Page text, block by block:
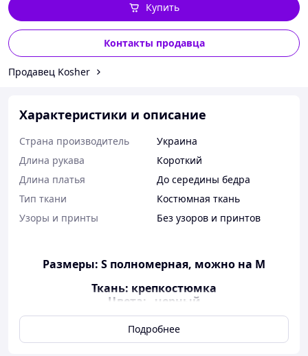
Контакты продавца
Купить
Продавец Kosher
Характеристики и описание
Страна производитель
Украина
Длина рукава
Короткий
Длина платья
До середины бедра
Тип ткани
Костюмная ткань
Узоры и принты
Без узоров и принтов
Размеры: S полномерная, можно на М
Ткань: крепкостюмка
Цвета: черный
Длина изделия 90 см
Длина пояса 156 см
Застегивается сзади на потайную молнию
Подробнее